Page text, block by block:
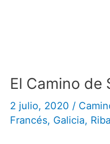
El Camino
2 julio, 2020 /
Francés, Galicia,